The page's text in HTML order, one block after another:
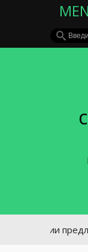
предложили